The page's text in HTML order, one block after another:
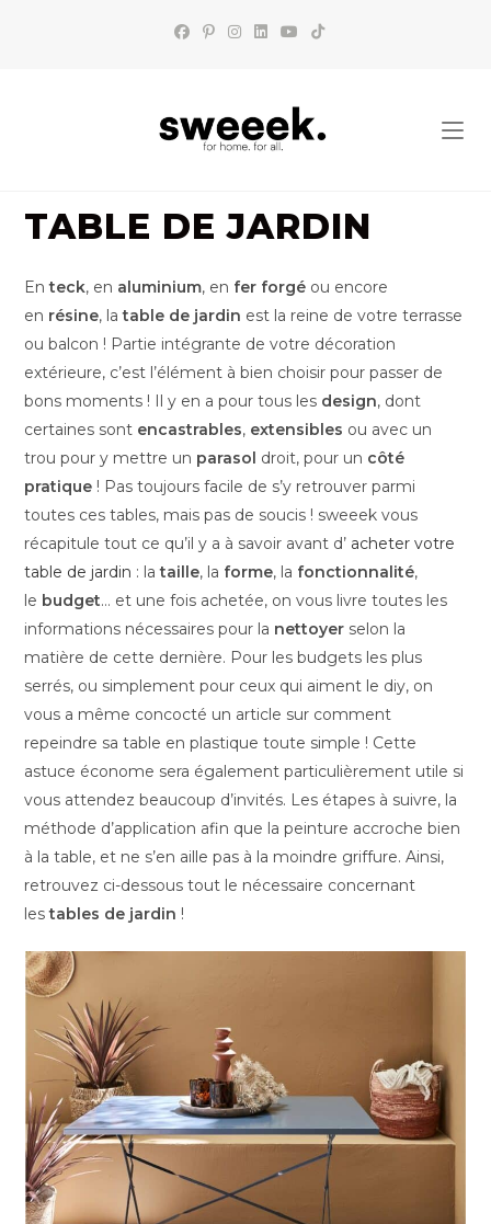
TABLE DE JARDIN
Enteck, en aluminium, en fer forgé ou encore
en résine, latable de jardin est la reine de votre terrasse
ou balcon ! Partie intégrante de votre décoration
extérieure, c’est l’élément à bien choisir pour passer de
bons moments ! Il y en a pour tous les design, dont
certaines sont encastrables, extensibles ou avec un
trou pour y mettre un parasol droit, pour un côté
pratique ! Pas toujours facile de s’y retrouver parmi
toutes ces tables, mais pas de soucis ! sweeek vous
récapitule tout ce qu’il y a à savoir avant d’ acheter votre
table de jardin : lataille, la forme, la fonctionnalité,
le budget… et une fois achetée, on vous livre toutes les
informations nécessaires pour la nettoyer selon la
matière de cette dernière. Pour les budgets les plus
serrés, ou simplement pour ceux qui aiment le diy, on
vous a même concocté un article sur comment
repeindre sa table en plastique toute simple ! Cette
astuce économe sera également particulièrement utile si
vous attendez beaucoup d’invités. Les étapes à suivre, la
méthode d’application afin que la peinture accroche bien
à la table, et ne s’en aille pas à la moindre griffure. Ainsi,
retrouvez ci-dessous tout le nécessaire concernant
lestables de jardin !